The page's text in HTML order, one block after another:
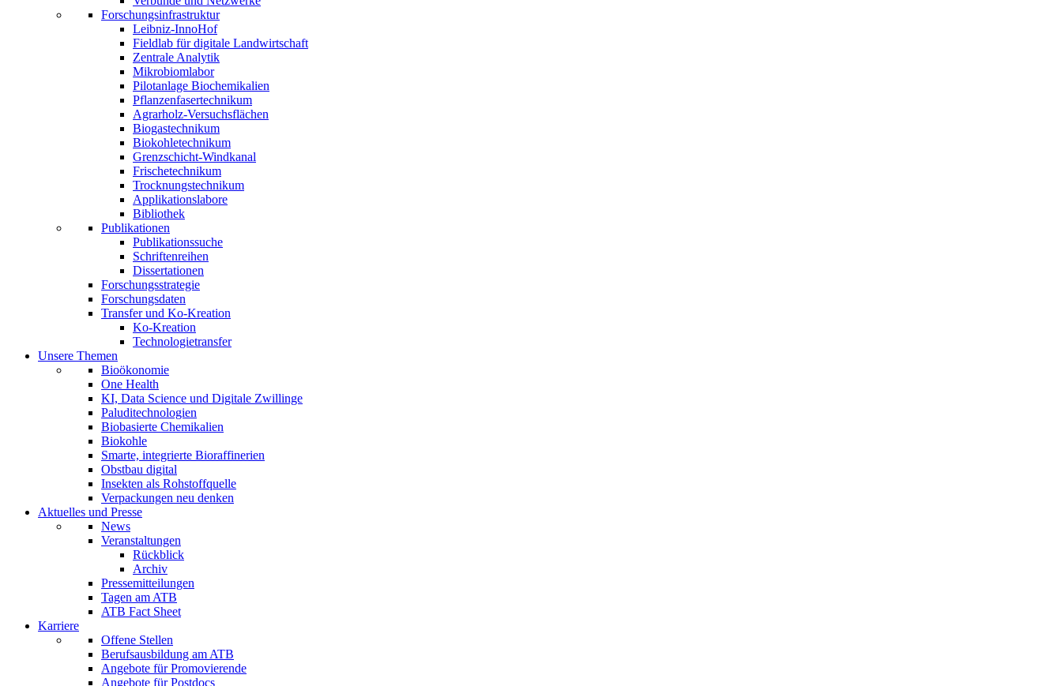
Forschungsinfrastruktur
Leibniz-InnoHof
Fieldlab für digitale Landwirtschaft
Zentrale Analytik
Mikrobiomlabor
Pilotanlage Biochemikalien
Pflanzenfasertechnikum
Agrarholz-Versuchsflächen
Biogastechnikum
Biokohletechnikum
Grenzschicht-Windkanal
Frischetechnikum
Trocknungstechnikum
Applikationslabore
Bibliothek
Publikationen
Publikationssuche
Schriftenreihen
Dissertationen
Forschungsstrategie
Forschungsdaten
Transfer und Ko-Kreation
Ko-Kreation
Technologietransfer
Unsere Themen
Bioökonomie
One Health
KI, Data Science und Digitale Zwillinge
Paluditechnologien
Biobasierte Chemikalien
Biokohle
Smarte, integrierte Bioraffinerien
Obstbau digital
Insekten als Rohstoffquelle
Verpackungen neu denken
Aktuelles und Presse
News
Veranstaltungen
Rückblick
Archiv
Pressemitteilungen
Tagen am ATB
ATB Fact Sheet
Karriere
Offene Stellen
Berufsausbildung am ATB
Angebote für Promovierende
Angebote für Postdocs